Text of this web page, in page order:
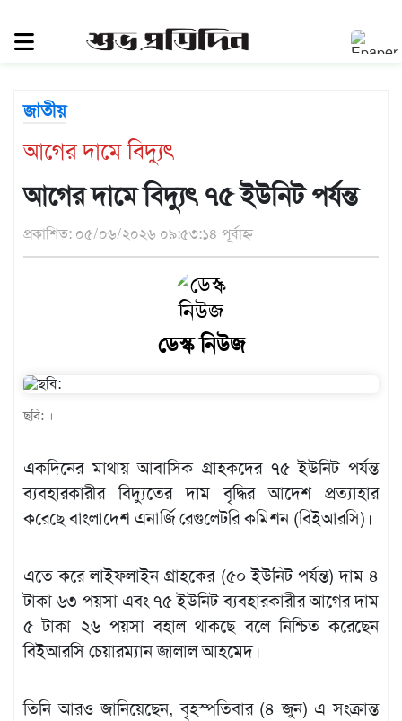
সিলেট
মৌলভীবাজার
হবিগঞ্জ
জাতীয়
গণমাধ্যম
খেলাধুলা
বিনোদন
এক্সক্লুসিভ
শিক্ষাঙ্গন
মতামত
অন্যান্য
জাতীয়
আগের দামে বিদ্যুৎ
আগের দামে বিদ্যুৎ ৭৫ ইউনিট পর্যন্ত
প্রকাশিত: ০৫/০৬/২০২৬ ০৯:৫৩:১৪ পূর্বাহ্ন
ডেস্ক নিউজ
ছবি: ।
একদিনের মাথায় আবাসিক গ্রাহকদের ৭৫ ইউনিট পর্যন্ত
ব্যবহারকারীর বিদ্যুতের দাম বৃদ্ধির আদেশ প্রত্যাহার
করেছে বাংলাদেশ এনার্জি রেগুলেটরি কমিশন (বিইআরসি)।
এতে করে লাইফলাইন গ্রাহকের (৫০ ইউনিট পর্যন্ত) দাম ৪
টাকা ৬৩ পয়সা এবং ৭৫ ইউনিট ব্যবহারকারীর আগের দাম
৫ টাকা ২৬ পয়সা বহাল থাকছে বলে নিশ্চিত করেছেন
বিইআরসি চেয়ারম্যান জালাল আহমেদ।
তিনি আরও জানিয়েছেন, বৃহস্পতিবার (৪ জুন) এ সংক্রান্ত